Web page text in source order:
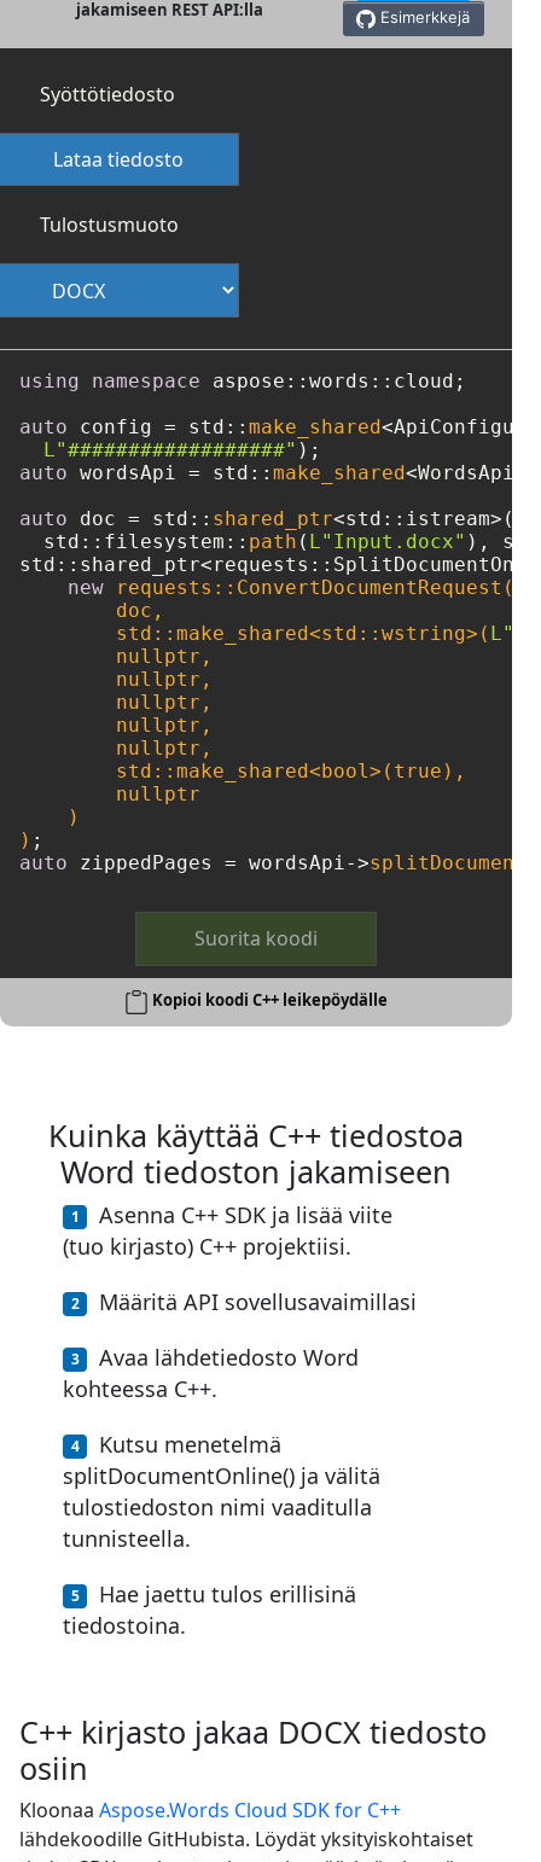
jakamiseen REST API:lla
Esimerkkejä
Syöttötiedosto
Lataa tiedosto
Tulostusmuoto
using namespace aspose::words::cloud;
auto config = std:: make_shared
L"##################"
auto wordsApi = std:: make_shared
auto doc = std:: shared_ptr<std::istream>(
  std::filesystem::
path ( L"Input.docx"
new requests::ConvertDocumentRequest(
        doc,
        std::make_shared<std::wstring>(
nullptr ,
nullptr ,
nullptr ,
nullptr ,
nullptr ,
        std::make_shared<
bool>( true ),
nullptr
    )
)
auto zippedPages = wordsApi->
Suorita koodi
Kopioi koodi C++ leikepöydälle
Kuinka käyttää C++ tiedostoa
Word tiedoston jakamiseen
Asenna C++ SDK ja lisää viite
(tuo kirjasto) C++ projektiisi.
Määritä API sovellusavaimillasi
Avaa lähdetiedosto Word
kohteessa C++.
Kutsu menetelmä
splitDocumentOnline() ja välitä
tulostiedoston nimi vaaditulla
tunnisteella.
Hae jaettu tulos erillisinä
tiedostoina.
C++ kirjasto jakaa DOCX tiedosto
osiin
Kloonaa Aspose.Words Cloud SDK for C++
lähdekoodille GitHubista. Löydät yksityiskohtaiset